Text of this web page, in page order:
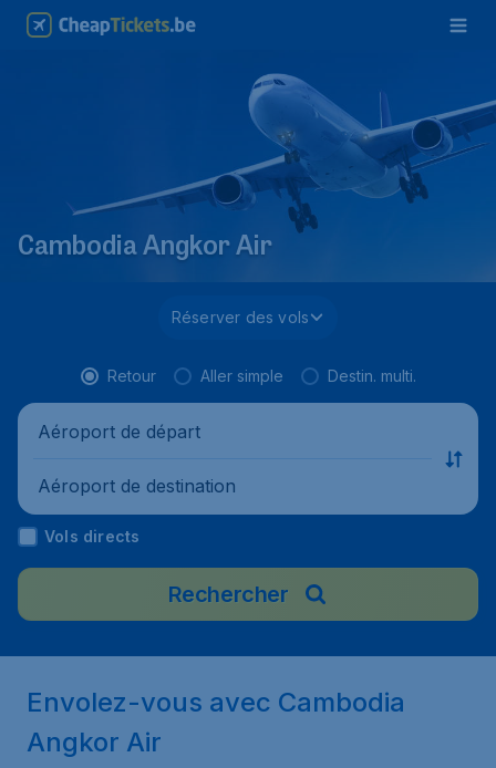
Cambodia Angkor Air
Réserver des vols
Retour Aller simple Destin. multi.
Aéroport de départ
Aéroport de destination
Vols directs
Rechercher
Envolez-vous avec Cambodia
Angkor Air